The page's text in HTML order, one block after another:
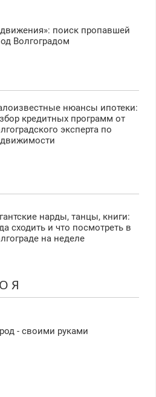
поиск пропавшей
Волгоградом
нюансы ипотеки:
кредитных программ от
эксперта по
нарды, танцы, книги:
сходить и что посмотреть в
на неделе
Я
- своими руками